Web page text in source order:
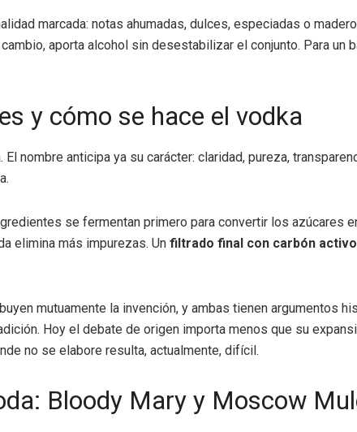
marcada: notas ahumadas, dulces, especiadas o
aporta alcohol sin desestabilizar el conjunto. Para un
y cómo se hace el vodka
El nombre anticipa ya su carácter: claridad, pureza,
se fermentan primero para convertir los azúcares
elimina más impurezas. Un filtrado final con carbón activo
mutuamente la invención, y ambas tienen argumentos
Hoy el debate de origen importa menos que su
no se elabore resulta, actualmente, difícil.
Bloody Mary y Moscow